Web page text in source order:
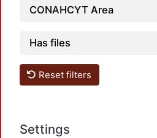
CONAHCYT Area
Has files
Reset filters
Settings